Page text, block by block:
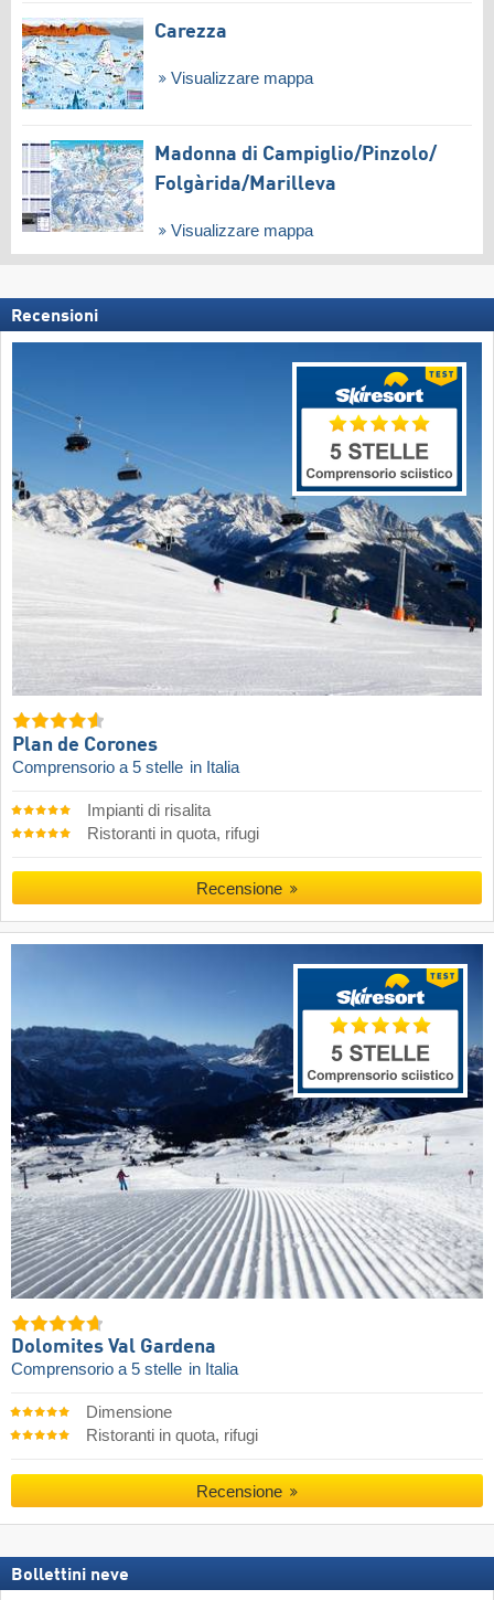
Carezza
Visualizzare mappa
Madonna di Campiglio/​Pinzolo/​
Folgàrida/​Marilleva
Visualizzare mappa
Recensioni
Plan de Corones
Comprensorio a 5 stelle in Italia
Impianti di risalita
Ristoranti in quota, rifugi
Recensione
Dolomites Val Gardena
Comprensorio a 5 stelle in Italia
Dimensione
Ristoranti in quota, rifugi
Recensione
Bollettini neve